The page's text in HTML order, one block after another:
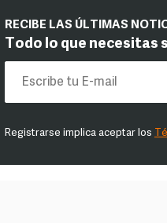
RECIBE LAS ÚLTIMAS
Todo lo que necesitas
Registrarse implica aceptar los